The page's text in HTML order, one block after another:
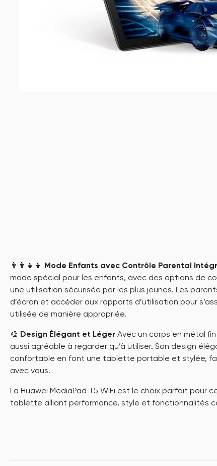
👨‍👩‍👧‍👦 Mode Enfants avec Contrôle Parental
mode spécial pour les enfants, avec des options de
une utilisation sécurisée par les plus jeunes. Les
d’écran et accéder aux rapports d’utilisation pour
utilisée de manière appropriée.
🎨 Design Élégant et Léger Avec un corps en métal
aussi agréable à regarder qu’à utiliser. Son design
confortable en font une tablette portable et stylée,
avec vous.
La Huawei MediaPad T5 WiFi est le choix parfait pour
tablette alliant performance, style et fonctionnalités